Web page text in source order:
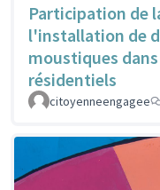
Participation de
l'installation de
moustiques
résidentiels
citoyenneengagee